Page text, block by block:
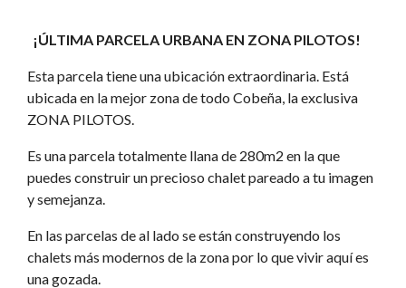
¡ÚLTIMA PARCELA URBANA EN ZONA PILOTOS!
Esta parcela tiene una ubicación extraordinaria. Está
ubicada en la mejor zona de todo Cobeña, la exclusiva
ZONA PILOTOS.
Es una parcela totalmente llana de 280m2 en la que
puedes construir un precioso chalet pareado a tu imagen
y semejanza.
En las parcelas de al lado se están construyendo los
chalets más modernos de la zona por lo que vivir aquí es
una gozada.